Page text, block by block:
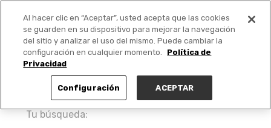
PUBLICA GRATIS +
Tu búsqueda:
Al hacer clic en “Aceptar”, usted acepta que las cookies
se guarden en su dispositivo para mejorar la navegación
del sitio y analizar el uso del mismo. Puede cambiar la
configuración en cualquier momento.
Política de
Privacidad
Configuración ACEPTAR